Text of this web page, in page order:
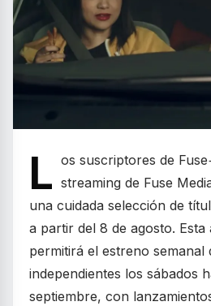
L os suscriptores de
streaming de Fuse
una cuidada selección de
a partir del 8 de agosto. Esta
permitirá el estreno semanal
independientes los sábados
septiembre, con